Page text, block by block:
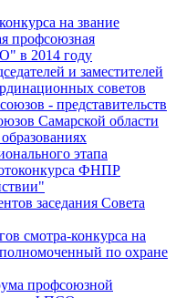
на звание
профсоюзная
в 2014 году
и заместителей
советов
- представительств
Самарской области
этапа
ФНПР
заседания Совета
смотра-конкурса на
по охране
профсоюзной